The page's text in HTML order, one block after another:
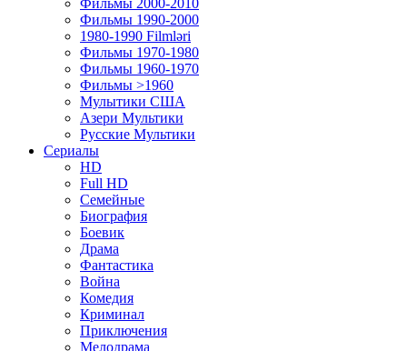
Фильмы 2000-2010
Фильмы 1990-2000
1980-1990 Filmləri
Фильмы 1970-1980
Фильмы 1960-1970
Фильмы >1960
Мулытики США
Азери Мультики
Русские Мультики
Сериалы
HD
Full HD
Семейные
Биография
Боевик
Драма
Фантастика
Война
Комедия
Криминал
Приключения
Мелодрама